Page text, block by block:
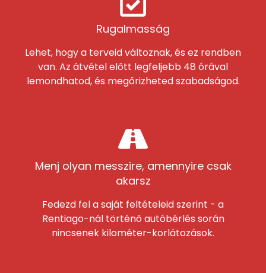
Rugalmasság
Lehet, hogy a terveid változnak, és ez rendben
van. Az átvétel előtt legfeljebb 48 órával
lemondhatod, és megőrizheted szabadságod.
Menj olyan messzire, amennyire csak
akarsz
Fedezd fel a saját feltételeid szerint - a
Rentiago-nál történő autóbérlés során
nincsenek kilométer-korlátozások.